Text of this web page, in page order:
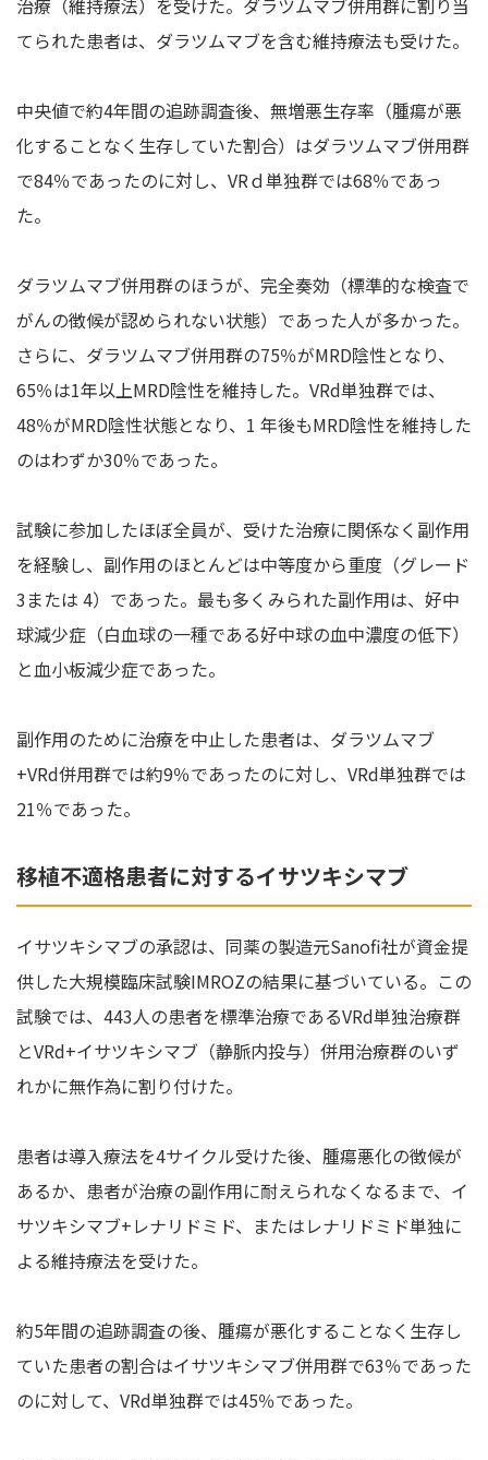
てられた患者は、ダラツムマブを含む維持療法も受けた。
中央値で約4年間の追跡調査後、無増悪生存率（腫瘍が悪
化することなく生存していた割合）はダラツムマブ併用群
で84％であったのに対し、VRｄ単独群では68％であっ
た。
ダラツムマブ併用群のほうが、完全奏効（標準的な検査で
がんの徴候が認められない状態）であった人が多かった。
さらに、ダラツムマブ併用群の75％がMRD陰性となり、
65％は1年以上MRD陰性を維持した。VRd単独群では、
48％がMRD陰性状態となり、1 年後もMRD陰性を維持した
のはわずか30％であった。
試験に参加したほぼ全員が、受けた治療に関係なく副作用
を経験し、副作用のほとんどは中等度から重度（グレード
3または 4）であった。最も多くみられた副作用は、好中
球減少症（白血球の一種である好中球の血中濃度の低下）
と血小板減少症であった。
副作用のために治療を中止した患者は、ダラツムマブ
+VRd併用群では約9％であったのに対し、VRd単独群では
21％であった。
移植不適格患者に対するイサツキシマブ
イサツキシマブの承認は、同薬の製造元Sanofi社が資金提
供した大規模臨床試験IMROZの結果に基づいている。この
試験では、443人の患者を標準治療であるVRd単独治療群
とVRd+イサツキシマブ（静脈内投与）併用治療群のいず
れかに無作為に割り付けた。
患者は導入療法を4サイクル受けた後、腫瘍悪化の徴候が
あるか、患者が治療の副作用に耐えられなくなるまで、イ
サツキシマブ+レナリドミド、またはレナリドミド単独に
よる維持療法を受けた。
約5年間の追跡調査の後、腫瘍が悪化することなく生存し
ていた患者の割合はイサツキシマブ併用群で63％であった
のに対して、VRd単独群では45％であった。